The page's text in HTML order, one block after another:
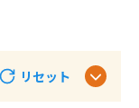
リセット